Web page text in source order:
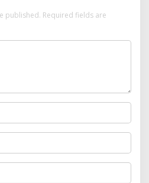
published. Required fields are